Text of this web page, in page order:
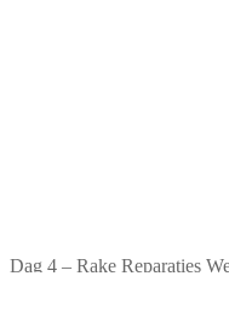
Dag 4 – Rake Reparaties